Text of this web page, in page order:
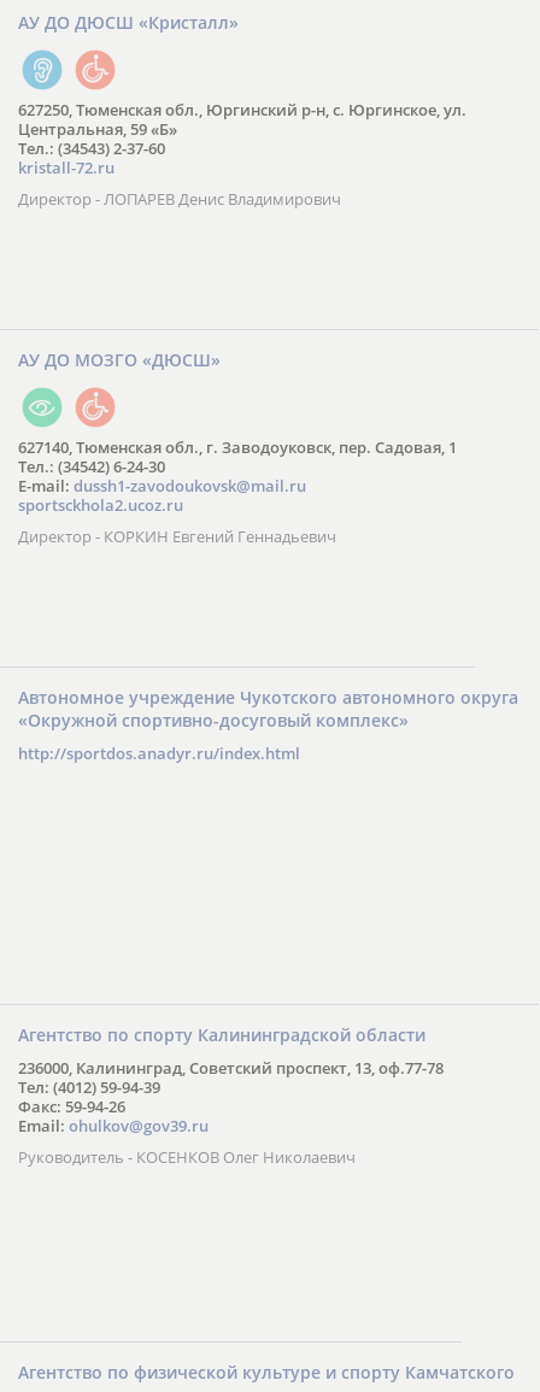
АУ ДО ДЮСШ «Кристалл»
627250, Тюменская обл., Юргинский р-н, с. Юргинское, ул.
Центральная, 59 «Б»
Тел.: (34543) 2-37-60
kristall-72.ru
Директор - ЛОПАРЕВ Денис Владимирович
АУ ДО МОЗГО «ДЮСШ»
627140, Тюменская обл., г. Заводоуковск, пер. Садовая, 1
Тел.: (34542) 6-24-30
​E-mail: dussh1-zavodoukovsk@mail.ru
sportsckhola2.ucoz.ru
Директор - КОРКИН Евгений Геннадьевич
Автономное учреждение Чукотского автономного округа
«Окружной спортивно-досуговый комплекс»
http://sportdos.anadyr.ru/index.html
Агентство по спорту Калининградской области
236000, Калининград, Советский проспект, 13, оф.77-78
Тел: (4012) 59-94-39
Факс: 59-94-26
Email: ohulkov@gov39.ru
Руководитель - КОСЕНКОВ Олег Николаевич
Агентство по физической культуре и спорту Камчатского